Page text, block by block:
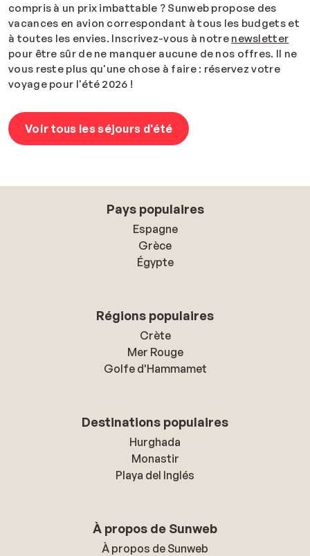
compris à un prix imbattable ? Sunweb propose des
vacances en avion correspondant à tous les budgets et
à toutes les envies. Inscrivez-vous à notre newsletter
pour être sûr de ne manquer aucune de nos offres. Il ne
vous reste plus qu'une chose à faire : réservez votre
voyage pour l'été 2026 !
Voir tous les séjours d'été
Pays populaires
Espagne
Grèce
Égypte
Régions populaires
Crète
Mer Rouge
Golfe d'Hammamet
Destinations populaires
Hurghada
Monastir
Playa del Inglés
À propos de Sunweb
À propos de Sunweb